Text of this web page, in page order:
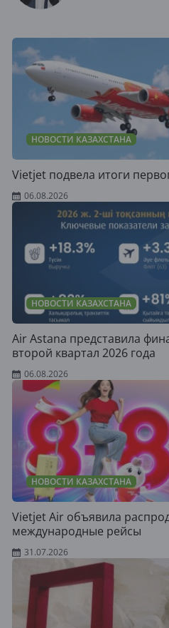
НОВОСТИ КАЗАХСТАНА
Vietjet подвела итоги
06.08.2026
НОВОСТИ КАЗАХСТАНА
Air Astana представила
второй квартал 2026 года
06.08.2026
НОВОСТИ КАЗАХСТАНА
Vietjet Air объявила
международные рейсы
31.07.2026